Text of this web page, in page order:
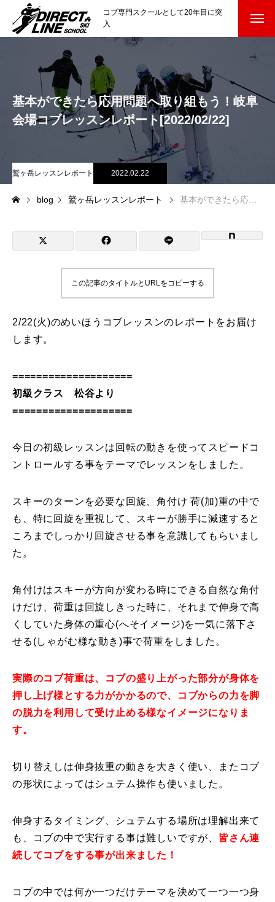
コブ専門スクールとして20年目に突
入
スクールについて知る
コンセプトと開催スキー場
参加までの流れ
参加費のお支払い
各会場の集合場所
スキー場から選ぶ Ski Area
鷲ヶ岳＆高鷲スノーパーク
宮城山形
白馬五竜FA
初級1
中級2
PV
インストラクター一覧
コブレッスン参加のお客様の声
よくある質問
レッスン内容について
レッスン周辺に関して
基本ができたら応用問題へ取り組もう！岐阜
会場コブレッスンレポート[2022/02/22]
鷲ヶ岳レッスンレポート 2022.02.22
blog 鷲ヶ岳レッスンレポート 基本ができたら応用問題へ取り組もう！岐阜会場コブレッスンレポート[2022/02/22]
この記事のタイトルとURLをコピーする
2/22(火)のめいほうコブレッスンのレポートをお届け
します。
====================
初級クラス 松谷より
====================
今日の初級レッスンは回転の動きを使ってスピードコ
ントロールする事をテーマでレッスンをしました。
スキーのターンを必要な回旋、角付け 荷(加)重の中で
も、特に回旋を重視して、スキーが勝手に減速すると
ころまでしっかり回旋させる事を意識してもらいまし
た。
角付けはスキーが方向が変わる時にできる自然な角付
けだけ、荷重は回旋しきった時に、それまで伸身で高
くしていた身体の重心(へそイメージ)を一気に落下さ
せる(しゃがむ様な動き)事で荷重をしました。
実際のコブ荷重は、コブの盛り上がった部分が身体を
押し上げ様とする力がかかるので、コブからの力を脚
の脱力を利用して受け止める様なイメージになりま
す。
切り替えしは伸身抜重の動きを大きく使い、またコブ
の形状によってはシュテム操作も使いました。
伸身するタイミング、シュテムする場所は理解出来て
も、コブの中で実行する事は難しいですが、 皆さん連
続してコブをする事が出来ました！
コブの中では何か一つだけテーマを決めて一つ一つ身